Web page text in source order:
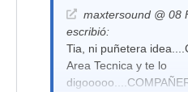
maxtersound @ 08
escribió:
Tia, ni puñetera
Area Tecnica y te lo